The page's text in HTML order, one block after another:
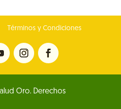
Términos y Condiciones
Oro. Derechos